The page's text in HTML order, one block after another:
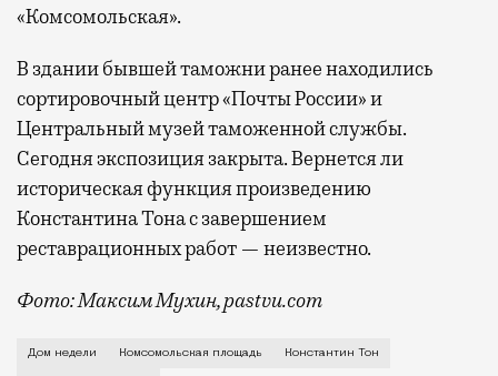
«Комсомольская».
В здании бывшей таможни ранее находились
сортировочный центр «Почты России» и
Центральный музей таможенной службы.
Сегодня экспозиция закрыта. Вернется ли
историческая функция произведению
Константина Тона с завершением
реставрационных работ — неизвестно.
Фото: Максим Мухин, pastvu.com
Даже статус автора Большого Кремлевского
Дом недели Комсомольская площадь Константин Тон